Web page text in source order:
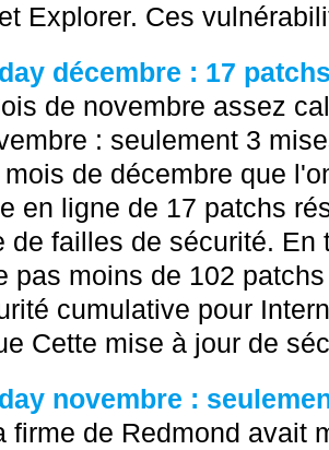
Explorer. Ces
décembre : 17
de novembre assez
: seulement 3
de décembre que
en ligne de 17 patchs
de failles de sécurité. En
pas moins de 102
cumulative pour
Cette mise à jour de
novembre :
firme de Redmond avait